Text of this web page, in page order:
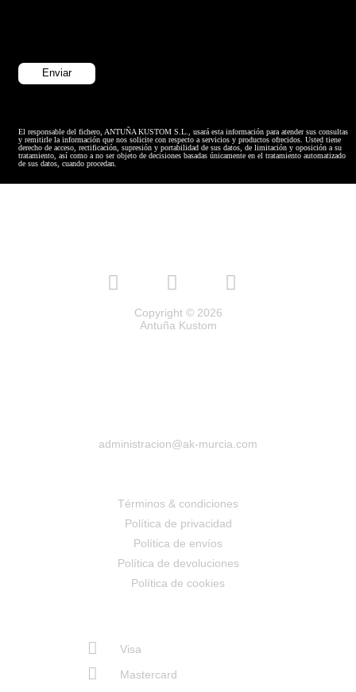
El responsable del fichero, ANTUÑA KUSTOM S.L., usará esta información para atender sus consultas
y remitirle la información que nos solicite con respecto a servicios y productos ofrecidos. Usted tiene
derecho de acceso, rectificación, supresión y portabilidad de sus datos, de limitación y oposición a su
tratamiento, así como a no ser objeto de decisiones basadas únicamente en el tratamiento automatizado
de sus datos, cuando procedan.
Copyright © 2026
Antuña Kustom
administracion@ak-murcia.com
Términos & condiciones
Política de privacidad
Política de envíos
Política de devoluciones
Política de cookies
Visa
Mastercard